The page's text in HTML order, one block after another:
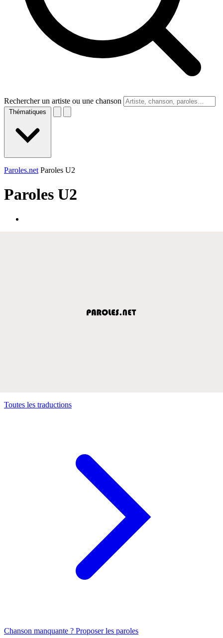
Rechercher un artiste ou une chanson
Thématiques
Paroles.net Paroles U2
Paroles U2
Toutes les traductions
Chanson manquante ? Proposer les paroles